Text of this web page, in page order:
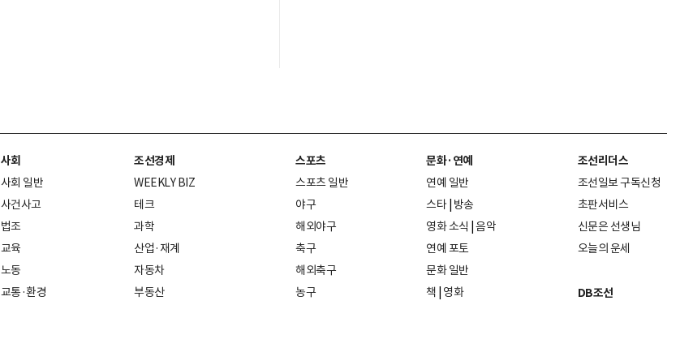
사회
사회 일반
사건사고
법조
교육
노동
교통·환경
조선경제
WEEKLY BIZ
테크
과학
산업·재계
자동차
부동산
스포츠
스포츠 일반
야구
해외야구
축구
해외축구
농구
문화·연예
연예 일반
스타 방송
영화 소식 음악
연예 포토
문화 일반
책
영화
조선리더스
조선일보 구독신청
초판서비스
신문은 선생님
오늘의 운세
DB조선